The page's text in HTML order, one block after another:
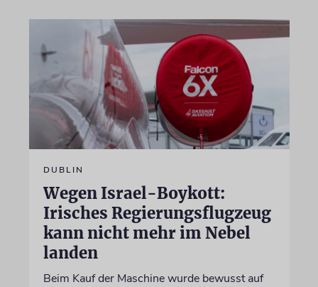
DUBLIN
Wegen Israel-Boykott:
Irisches Regierungsflugzeug
kann nicht mehr im Nebel
landen
Beim Kauf der Maschine wurde bewusst auf